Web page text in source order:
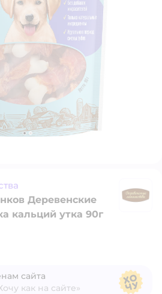
Деревенские
кальций утка 90г
сайта
как на сайте»